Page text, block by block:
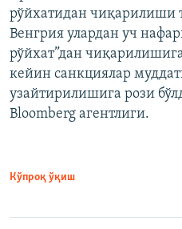
рўйхатидан чиқарилиши
Венгрия улардан уч
рўйхат”дан
кейин санкциялар
узайтирилишига рози
Bloomberg агентлиги.
Кўпроқ ўқиш